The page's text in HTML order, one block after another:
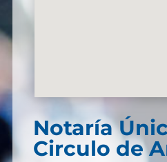
Notaría
Circulo de